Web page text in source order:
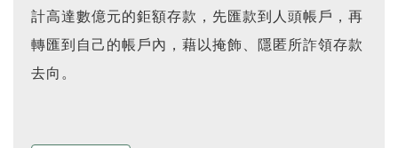
計高達數億元的鉅額存款，先匯款到人頭帳戶，再
轉匯到自己的帳戶內，藉以掩飾、隱匿所詐領存款
去向。